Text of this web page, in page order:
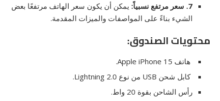
7. سعر مرتفع نسبياً:
يمكن أن يكون سعر الهاتف مرتفعًا بعض
الشيء بناءً على المواصفات والميزات المقدمة.
محتويات الصندوق:
هاتف Apple iPhone 15.
كابل شحن USB من نوع 2.0 Lightning.
رأس الشاحن بقوة 20 واط.